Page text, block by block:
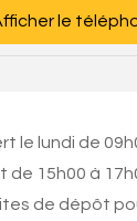
le
le lundi de
de 15h00 à
de dépôt